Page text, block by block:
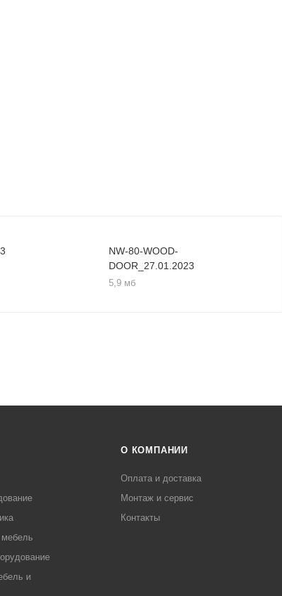
NW-80-WOOD-
DOOR_27.01.2023
5,9 мб
и
О КОМПАНИИ
Оплата и доставка
Монтаж и сервис
Контакты